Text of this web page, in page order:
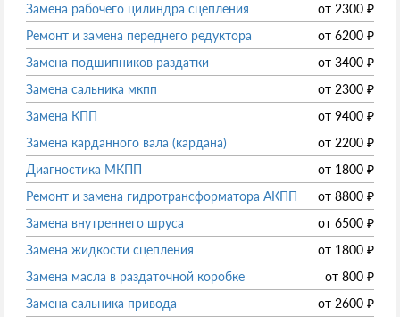
Замена рабочего цилиндра сцепления
от 2300 ₽
Ремонт и замена переднего редуктора
от 6200 ₽
Замена подшипников раздатки
от 3400 ₽
Замена сальника мкпп
от 2300 ₽
Замена КПП
от 9400 ₽
Замена карданного вала (кардана)
от 2200 ₽
Диагностика МКПП
от 1800 ₽
Ремонт и замена гидротрансформатора АКПП
от 8800 ₽
Замена внутреннего шруса
от 6500 ₽
Замена жидкости сцепления
от 1800 ₽
Замена масла в раздаточной коробке
от 800 ₽
Замена сальника привода
от 2600 ₽